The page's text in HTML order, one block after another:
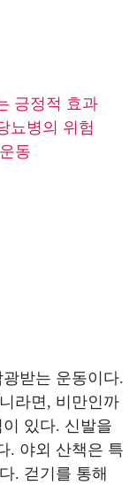
긍정적 효과
뇨병의 위험
동
받는 운동이다.
라면, 비만인까
있다. 신발을
. 야외 산책은 특
. 걷기를 통해